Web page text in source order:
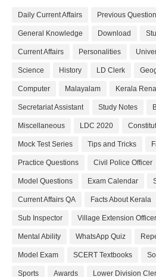
Daily Current Affairs Previous
General Knowledge Download
Current Affairs Personalities
Science History LD Clerk
Computer Malayalam Kerala
Secretariat Assistant Study Notes
Miscellaneous LDC 2020
Mock Test Series Tips and Tricks
Practice Questions Civil Police Officer
Model Questions Exam Calendar
Current Affairs QA Facts About Kerala
Sub Inspector Village Extension Officer
Mental Ability WhatsApp Quiz
Model Exam SCERT Textbooks
Sports Awards Lower Division